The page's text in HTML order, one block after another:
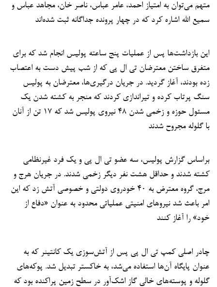
متهم می‌توان به امتیاز احمد، عامر عباس، ناصر خان، مجاهد عباس و
سمیع الله اشاره کرد که در چهار پرونده جداگانه ثبت شده‌اند
این بازداشت‌ها پس از عملیات پنج ساعته پولیس انجام شد که برای
متفرق ساختن معترضان تی ال پی که از شب پیش دست به اعتصاب
زده بودند، آغاز گردید. در جریان درگیری‌ها، معترضان به پولیس
سنگ پرتاب کرده و تیراندازی کردند که منجر به کشته شدن یک
مسئول حوزه و زخمی شدن ۴۸ نیروی پولیس شد که ۱۷ تن از آنان
با گلوله مجروح شدند
براساس گزارش پولیس، سه عضو تی ال پی و یک فرد غیرنظامی
کشته شدند و حداقل هشت نفر دیگر زخمی شدند. در جریان هرج و
مرج، گروه معترض به ۴۰ خودروی دولتی و خصوصی آتش زد که این
امر باعث شد نیروهای امنیتی عملیاتی محدود به عنوان «دفاع از
خود» را آغاز کنند
چادر اصلی کمپ تی ال پی پس از آتش‌سوزی یک کانتینر که به
عنوان پایگاه آن‌ها استفاده می‌شد، به خاکستر تبدیل شد. پوکه‌های
گلوله و پوسته‌های خالی گاز اشک‌آور در سطح زمین پراکنده بود که